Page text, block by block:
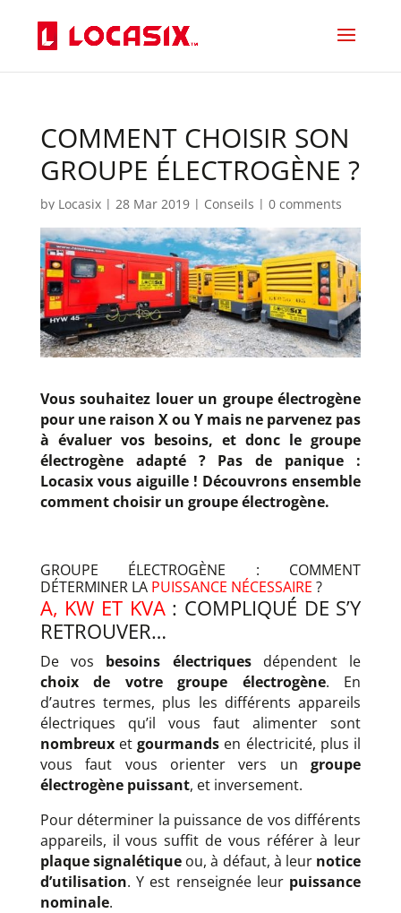
COMMENT CHOISIR SON
GROUPE ÉLECTROGÈNE ?
by Locasix| 28 Mar 2019| Conseils | 0 comments
Vous souhaitez louer un groupe électrogène
pour une raison X ou Y mais ne parvenez pas
à évaluer vos besoins, et donc le groupe
électrogène adapté ? Pas de panique :
Locasix vous aiguille ! Découvrons ensemble
comment choisir un groupe électrogène.
GROUPE ÉLECTROGÈNE : COMMENT
DÉTERMINER LA PUISSANCE NÉCESSAIRE ?
A, KW ET KVA: COMPLIQUÉ DE S’Y
RETROUVER…
De vos besoins électriquesdépendent le
choix de votre groupe électrogène. En
d’autres termes, plus les différents appareils
électriques qu’il vous faut alimenter sont
nombreuxetgourmands en électricité, plus il
vous faut vous orienter vers ungroupe
électrogène puissant, et inversement.
Pour déterminer la puissance de vos différents
appareils, il vous suffit de vous référer à leur
plaque signalétique ou, à défaut, à leur notice
d’utilisation. Y est renseignée leur puissance
nominale.